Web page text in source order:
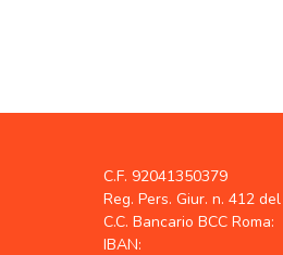
C.F. 92041350379
Reg. Pers. Giur. n. 412
C.C. Bancario BCC Roma:
IBAN: